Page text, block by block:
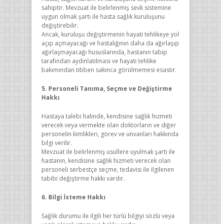
sahiptir. Mevzuat ile belirlenmiş sevk sistemine
uygun olmak şartı ile hasta sağlık kuruluşunu
değiştirebilir.
Ancak, kuruluşu değiştirmenin hayati tehlikeye yol
açıp açmayacağı ve hastalığının daha da ağırlaşıp
ağırlaşmayacağı hususlarında, hastanın tabip
tarafından aydınlatılması ve hayati tehlike
bakımından tıbben sakınca görülmemesi esastır.
5. Personeli Tanıma, Seçme ve Değiştirme
Hakkı
Hastaya talebi halinde, kendisine sağlık hizmeti
verecek veya vermekte olan doktorların ve diğer
personelin kimlikleri, görev ve unvanları hakkında
bilgi verilir.
Mevzuat ile belirlenmiş usullere uyulmak şartı ile
hastanın, kendisine sağlık hizmeti verecek olan
personeli serbestçe seçme, tedavisi ile ilgilenen
tabibi değiştirme hakkı vardır.
6. Bilgi İsteme Hakkı
Sağlık durumu ile ilgili her türlü bilgiyi sözlü veya